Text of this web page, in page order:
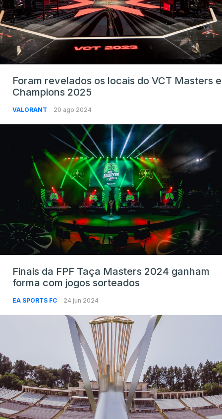
Foram revelados os locais do VCT Masters e
Champions 2025
VALORANT 20 ago 2024
Finais da FPF Taça Masters 2024 ganham
forma com jogos sorteados
EA SPORTS FC 24 jun 2024